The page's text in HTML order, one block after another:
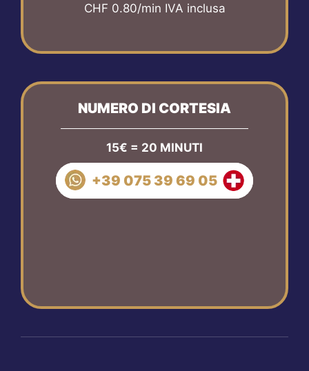
CHF 0.80/min IVA inclusa
NUMERO DI CORTESIA
15€ = 20 MINUTI
+39 075 39 69 05